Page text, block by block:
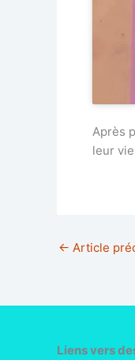
Après
leur
← Article
Liens vers